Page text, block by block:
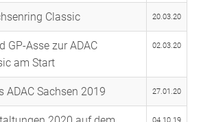
Classic 20.03.20
GP-Asse zur ADAC
am Start
02.03.20
ADAC Sachsen 2019 27.01.20
04.10.19